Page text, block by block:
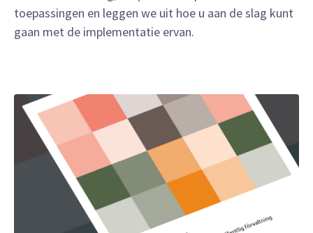
toepassingen en leggen we uit hoe u aan de slag kunt
gaan met de implementatie ervan.